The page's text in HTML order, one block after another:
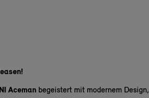
Aceman begeistert mit modernem Design,